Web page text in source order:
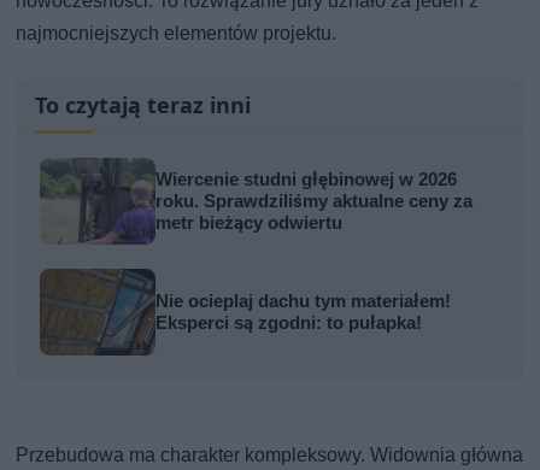
najmocniejszych elementów projektu.
To czytają teraz inni
Wiercenie studni głębinowej w 2026
roku. Sprawdziliśmy aktualne ceny za
metr bieżący odwiertu
Nie ocieplaj dachu tym materiałem!
Eksperci są zgodni: to pułapka!
Przebudowa ma charakter kompleksowy. Widownia główna